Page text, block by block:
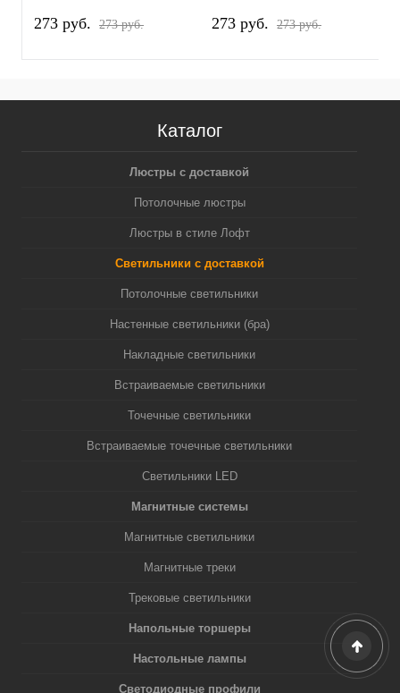
273 pуб. 273 pуб. 273 pуб. 273 pуб.
Каталог
Люстры с доставкой
Потолочные люстры
Люстры в стиле Лофт
Светильники с доставкой
Потолочные светильники
Настенные светильники (бра)
Накладные светильники
Встраиваемые светильники
Точечные светильники
Встраиваемые точечные светильники
Светильники LED
Магнитные системы
Магнитные светильники
Магнитные треки
Трековые светильники
Напольные торшеры
Настольные лампы
Светодиодные профили